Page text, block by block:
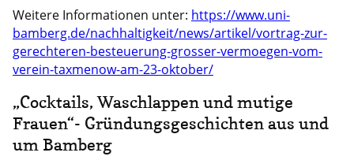
Weitere Informationen unter: https://www.uni-
bamberg.de/nachhaltigkeit/news/artikel/vortrag-zur-
gerechteren-besteuerung-grosser-vermoegen-vom-
verein-taxmenow-am-23-oktober/
„Cocktails, Waschlappen und mutige
Frauen“- Gründungsgeschichten aus und
um Bamberg